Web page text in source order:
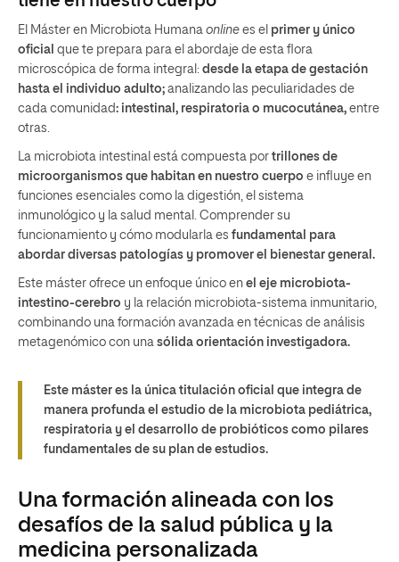
El Máster en Microbiota Humana online es el primer y único
oficial que te prepara para el abordaje de esta flora
microscópica de forma integral: desde la etapa de gestación
hasta el individuo adulto; analizando las peculiaridades de
cada comunidad: intestinal, respiratoria o mucocutánea, entre
otras.
La microbiota intestinal está compuesta por trillones de
microorganismos que habitan en nuestro cuerpo e influye en
funciones esenciales como la digestión, el sistema
inmunológico y la salud mental. Comprender su
funcionamiento y cómo modularla es fundamental para
abordar diversas patologías y promover el bienestar general.
Este máster ofrece un enfoque único en el eje microbiota-
intestino-cerebro y la relación microbiota-sistema inmunitario,
combinando una formación avanzada en técnicas de análisis
metagenómico con una sólida orientación investigadora.
Este máster es la única titulación oficial que integra de
manera profunda el estudio de la microbiota pediátrica,
respiratoria y el desarrollo de probióticos como pilares
fundamentales de su plan de estudios.
Una formación alineada con los
desafíos de la salud pública y la
medicina personalizada